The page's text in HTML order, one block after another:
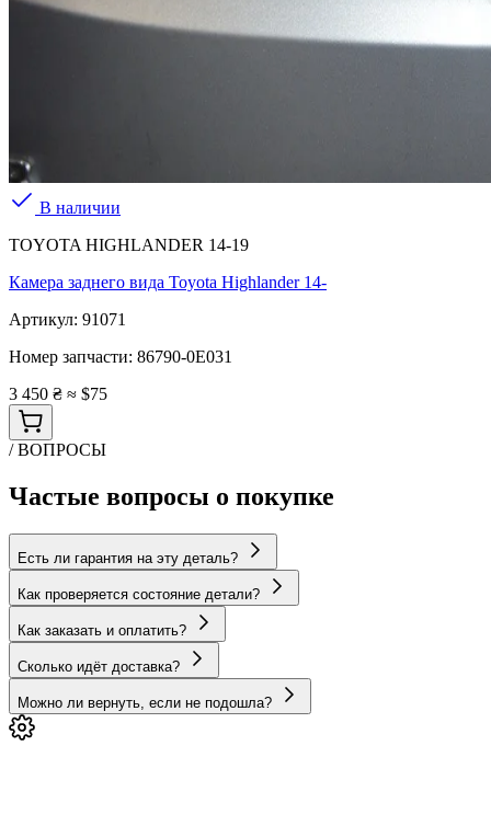
В наличии
TOYOTA HIGHLANDER 14-19
Камера заднего вида Toyota Highlander 14-
Артикул: 91071
Номер запчасти: 86790-0E031
3 450 ₴ ≈ $75
/ ВОПРОСЫ
Частые вопросы о покупке
Есть ли гарантия на эту деталь?
Как проверяется состояние детали?
Как заказать и оплатить?
Сколько идёт доставка?
Можно ли вернуть, если не подошла?